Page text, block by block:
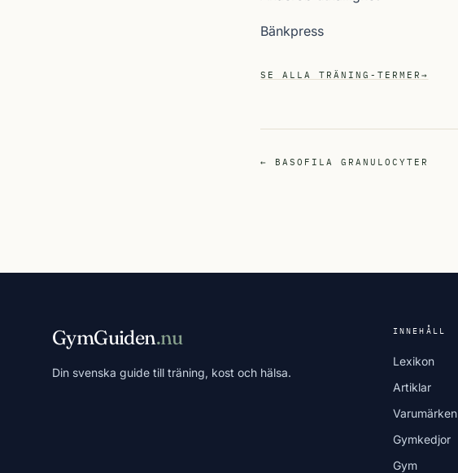
Bänkpress
SE ALLA TRÄNING-TERMER →
← BASOFILA GRANULOCYTER
GymGuiden.nu
Din svenska guide till träning, kost och hälsa.
INNEHÅLL
Lexikon
Artiklar
Varumärken
Gymkedjor
Gym